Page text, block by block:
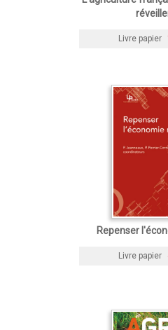
Livre papier
Repenser
Livre papier